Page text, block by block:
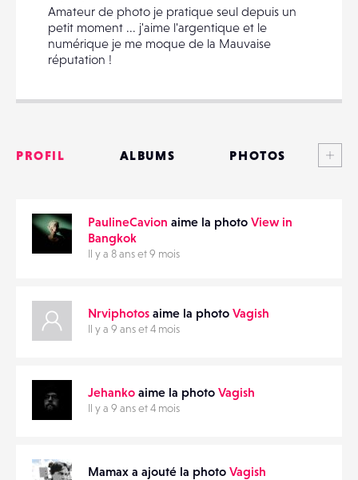
DESTINATAIRE
Amateur de photo je pratique seul depuis un
petit moment ... j'aime l'argentique et le
numérique je me moque de la Mauvaise
réputation !
PROFIL ALBUMS PHOTOS
MATÉRIELS
ÉVÉNEMENTS
PaulineCavion aime la photo View in
Bangkok
Il y a 8 ans et 9 mois
Nrviphotos aime la photo Vagish
Il y a 9 ans et 4 mois
Jehanko aime la photo Vagish
Il y a 9 ans et 4 mois
Mamax a ajouté la photo Vagish